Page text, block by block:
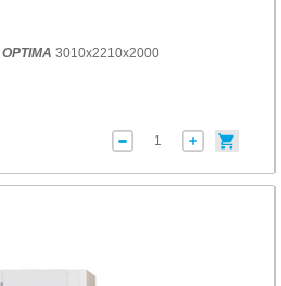
OPTIMA 3010x2210x2000